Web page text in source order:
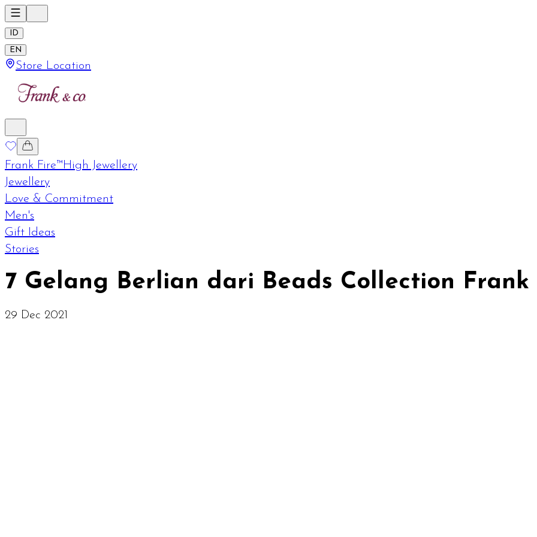
ID
EN
Store Location
Frank Fire™High Jewellery
Jewellery
Love & Commitment
Men's
Gift Ideas
Stories
7 Gelang Berlian dari Beads Collection Frank
29 Dec 2021